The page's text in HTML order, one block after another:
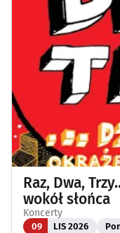
Raz, Dwa,
wokół słońca
Koncerty
09 LIS 2026